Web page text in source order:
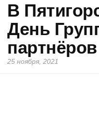
В
День
партнёров
25 ноября, 2021